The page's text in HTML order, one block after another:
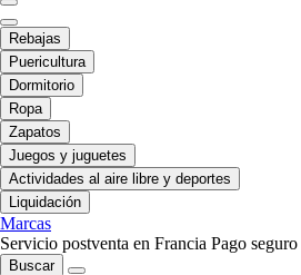
Rebajas
Puericultura
Dormitorio
Ropa
Zapatos
Juegos y juguetes
Actividades al aire libre y deportes
Liquidación
Marcas
Servicio postventa en Francia Pago seguro
Buscar